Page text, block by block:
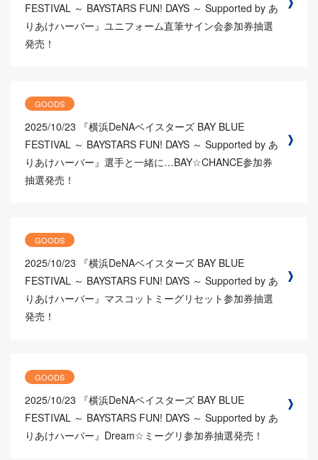
FESTIVAL ～ BAYSTARS FUN! DAYS ～ Supported by あ
りあけハーバー』ユニフォーム直筆サイン会参加券抽選
発売！
GOODS
2025/10/23
『横浜DeNAベイスターズ BAY BLUE
FESTIVAL ～ BAYSTARS FUN! DAYS ～ Supported by あ
りあけハーバー』選手と一緒に…BAY☆CHANCE参加券
抽選発売！
GOODS
2025/10/23
『横浜DeNAベイスターズ BAY BLUE
FESTIVAL ～ BAYSTARS FUN! DAYS ～ Supported by あ
りあけハーバー』マスコットミーグリセット参加券抽選
発売！
GOODS
2025/10/23
『横浜DeNAベイスターズ BAY BLUE
FESTIVAL ～ BAYSTARS FUN! DAYS ～ Supported by あ
りあけハーバー』Dream☆ミーグリ参加券抽選発売！